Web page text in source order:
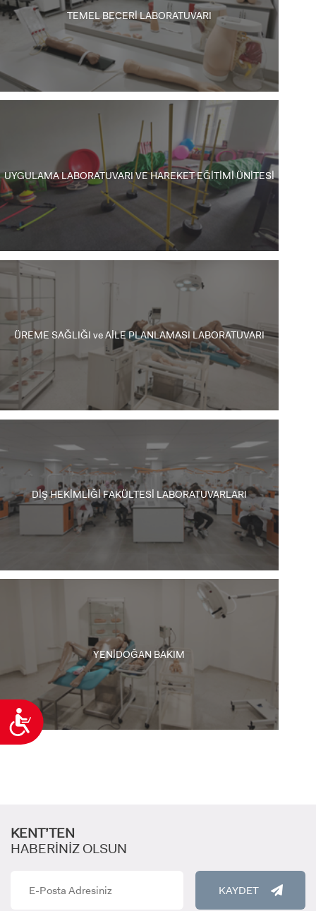
Ulaşılabilirlik
TEMEL BECERİ LABORATUVARI
UYGULAMA LABORATUVARI VE HAREKET EĞİTİMİ ÜNİTESİ
ÜREME SAĞLIĞI ve AİLE PLANLAMASI LABORATUVARI
DİŞ HEKİMLİĞİ FAKÜLTESİ LABORATUVARLARI
YENİDOĞAN BAKIM
KENT’TEN
HABERİNİZ OLSUN
KAYDET